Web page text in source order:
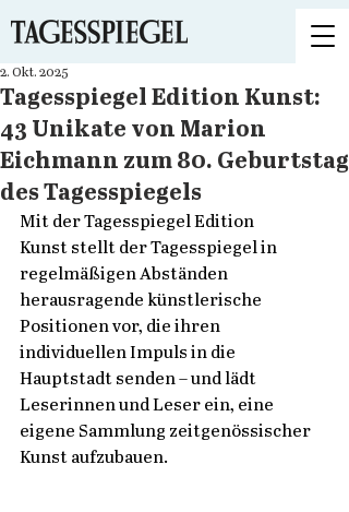
Tagesspiegel Edition Kunst:
43 Unikate von Marion
Eichmann zum 80. Geburtstag
des Tagesspiegels
2. Okt. 2025
Mit der Tagesspiegel Edition
Kunst stellt der Tagesspiegel in
regelmäßigen Abständen
herausragende künstlerische
Positionen vor, die ihren
individuellen Impuls in die
Hauptstadt senden – und lädt
Leserinnen und Leser ein, eine
eigene Sammlung zeitgenössischer
Kunst aufzubauen.